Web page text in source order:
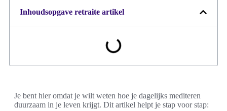
Inhoudsopgave retraite artikel
Je bent hier omdat je wilt weten hoe je dagelijks mediteren
duurzaam in je leven krijgt. Dit artikel helpt je stap voor stap: